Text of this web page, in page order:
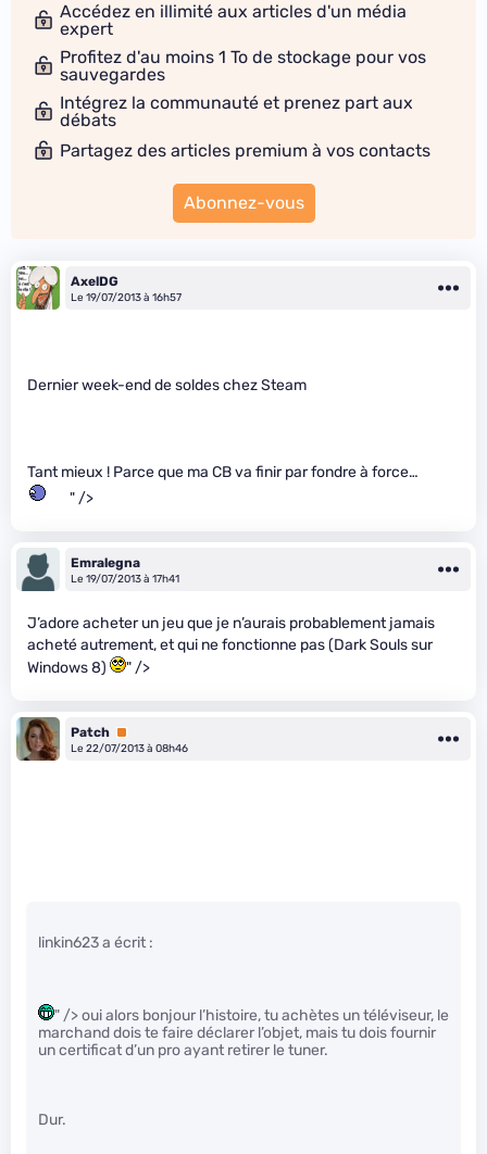
Accédez en illimité aux articles d'un média
expert
Profitez d'au moins 1 To de stockage pour vos
sauvegardes
Intégrez la communauté et prenez part aux
débats
Partagez des articles premium à vos contacts
Abonnez-vous
AxelDG
Le 19/07/2013 à 16h57
Dernier week-end de soldes chez Steam
Tant mieux ! Parce que ma CB va finir par fondre à force…
" />
Emralegna
Le 19/07/2013 à 17h41
J’adore acheter un jeu que je n’aurais probablement jamais
acheté autrement, et qui ne fonctionne pas (Dark Souls sur
Windows 8)
" />
Patch Premium
Le 22/07/2013 à 08h46
linkin623 a écrit :
" /> oui alors bonjour l’histoire, tu achètes un téléviseur, le
marchand dois te faire déclarer l’objet, mais tu dois fournir
un certificat d’un pro ayant retirer le tuner.
Dur.